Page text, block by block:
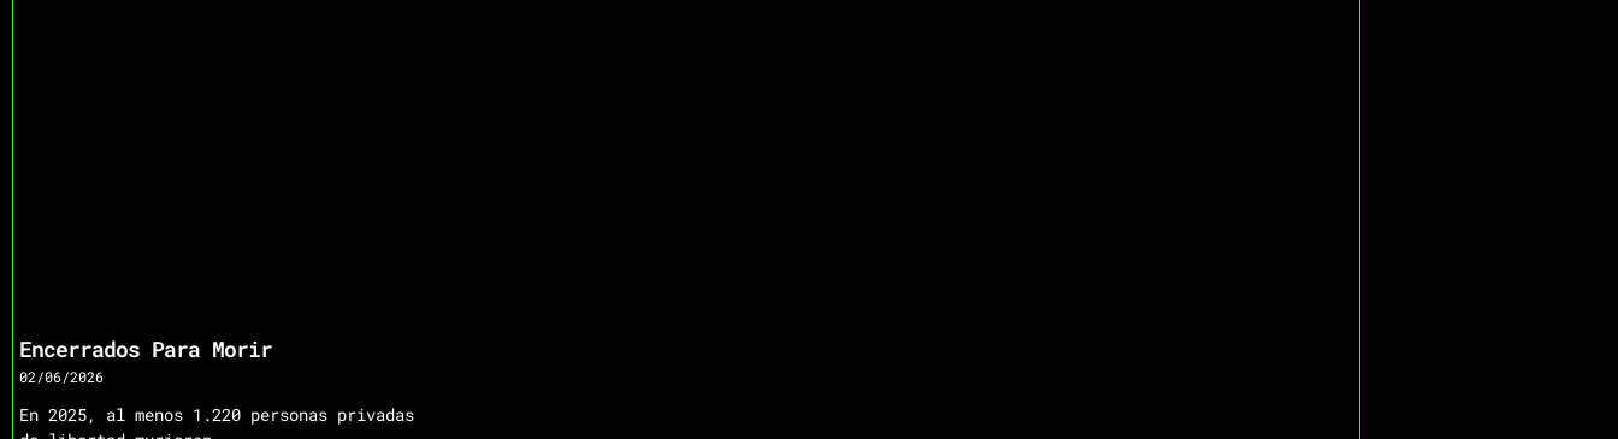
Encerrados Para Morir
02/06/2026
En 2025, al menos 1.220 personas privadas